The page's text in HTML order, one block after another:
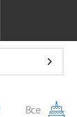
Все